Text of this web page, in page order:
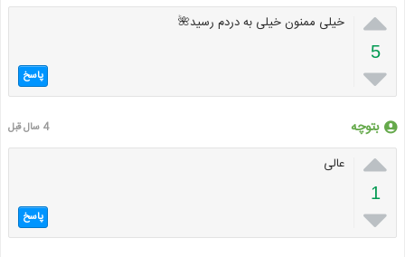

5

خیلی ممنون خیلی به دردم رسید🌺
پاسخ
بتوچه 4 سال قبل

1

عالی
پاسخ